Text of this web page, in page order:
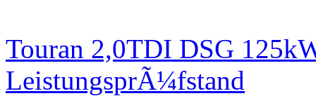
Touran 2,0TDI DSG
LeistungsprÃ¼fstand